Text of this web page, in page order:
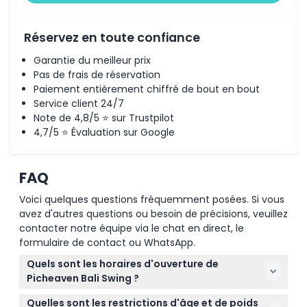
Réservez en toute confiance
Garantie du meilleur prix
Pas de frais de réservation
Paiement entièrement chiffré de bout en bout
Service client 24/7
Note de 4,8/5 ⭐ sur Trustpilot
4,7/5 ⭐ Évaluation sur Google
FAQ
Voici quelques questions fréquemment posées. Si vous
avez d'autres questions ou besoin de précisions, veuillez
contacter notre équipe via le chat en direct, le
formulaire de contact ou WhatsApp.
Quels sont les horaires d'ouverture de
Picheaven Bali Swing ?
Picheaven Bali Swing est ouvert tous les jours de
Quelles sont les restrictions d'âge et de poids